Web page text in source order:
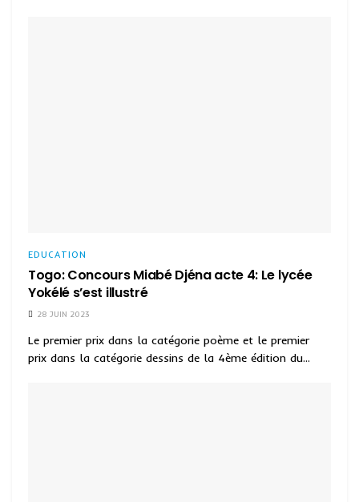
EDUCATION
Togo: Concours Miabé Djéna acte 4: Le lycée
Yokélé s’est illustré
28 JUIN 2023
Le premier prix dans la catégorie poème et le premier
prix dans la catégorie dessins de la 4ème édition du...